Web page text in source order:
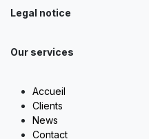
Legal notice
Our services
Accueil
Clients
News
Contact